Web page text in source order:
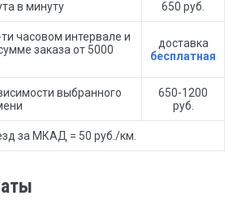
в минуту 650 руб.
часовом интервале и
заказа от 5000
доставка
бесплатная
выбранного
650-1200
руб.
за МКАД = 50 руб./км.